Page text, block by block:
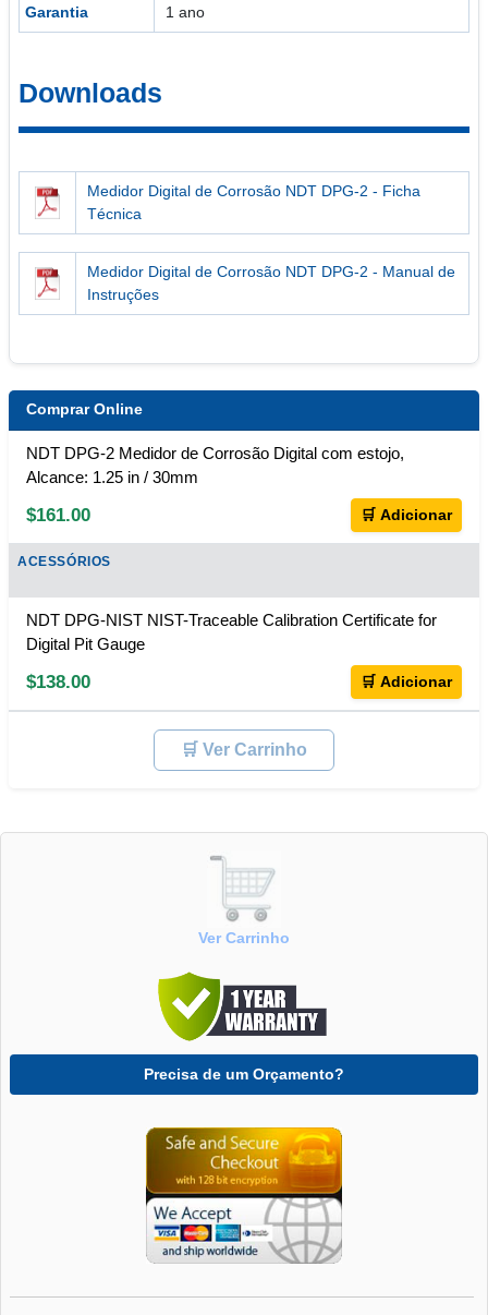
Garantia 1 ano
Downloads
Medidor Digital de Corrosão NDT DPG-2 - Ficha
Técnica
Medidor Digital de Corrosão NDT DPG-2 - Manual de
Instruções
Comprar Online
NDT DPG-2 Medidor de Corrosão Digital com estojo,
Alcance: 1.25 in / 30mm
$161.00 🛒 Adicionar
ACESSÓRIOS
NDT DPG-NIST NIST-Traceable Calibration Certificate for
Digital Pit Gauge
$138.00 🛒 Adicionar
🛒 Ver Carrinho
Ver Carrinho
Precisa de um Orçamento?